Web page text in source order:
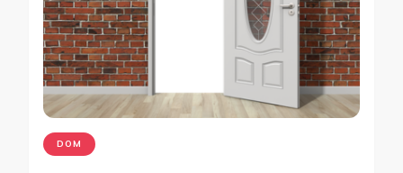
DOM